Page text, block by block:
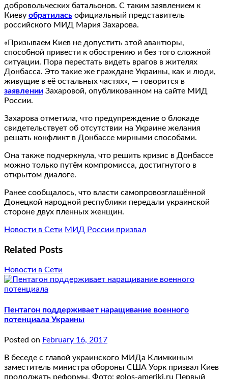
добровольческих батальонов. С таким заявлением к
Киеву обратилась официальный представитель
российского МИД Мария Захарова.
«Призываем Киев не допустить этой авантюры,
способной привести к обострению и без того сложной
ситуации. Пора перестать видеть врагов в жителях
Донбасса. Это такие же граждане Украины, как и люди,
живущие в её остальных частях», — говорится в
заявлении Захаровой, опубликованном на сайте МИД
России.
Захарова отметила, что предупреждение о блокаде
свидетельствует об отсутствии на Украине желания
решать конфликт в Донбассе мирными способами.
Она также подчеркнула, что решить кризис в Донбассе
можно только путём компромисса, достигнутого в
открытом диалоге.
Ранее сообщалось, что власти самопровозглашённой
Донецкой народной республики передали украинской
стороне двух пленных женщин.
Новости в Сети МИД России призвал
Related Posts
Новости в Сети
Пентагон поддерживает наращивание военного
потенциала Украины
Posted on February 16, 2017
В беседе с главой украинского МИДа Климкиным
заместитель министра обороны США Уорк призвал Киев
продолжать реформы. Фото: golos-ameriki.ru Первый